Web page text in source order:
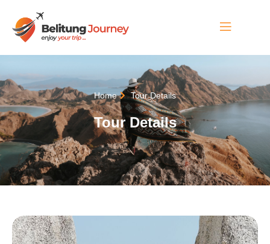
Home Tour Details
Tour Details